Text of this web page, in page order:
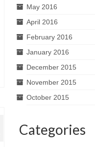
May 2016
April 2016
February 2016
January 2016
December 2015
November 2015
October 2015
Categories